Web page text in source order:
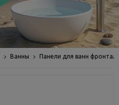
Ванны Панели для ванн